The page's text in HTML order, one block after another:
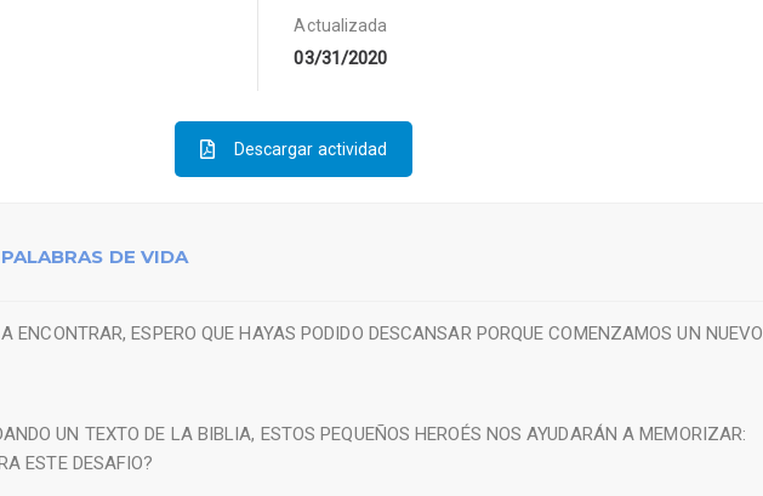
Actualizada
03/31/2020
Descargar actividad
DE VIDA
ENCONTRAR, ESPERO QUE HAYAS PODIDO DESCANSAR PORQUE COMENZAMOS UN NUEVO
UN TEXTO DE LA BIBLIA, ESTOS PEQUEÑOS HEROÉS NOS AYUDARÁN A MEMORIZAR:
ESTE DESAFIO?